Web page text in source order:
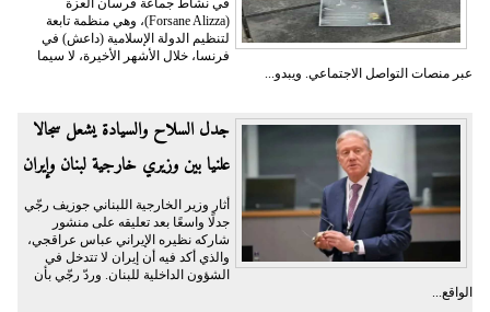
(Forsane Alizza)، وهي منظمة تابعة
لتنظيم الدولة الإسلامية (داعش) في
فرنسا، خلال الأشهر الأخيرة، لا سيما
عبر منصات التواصل الاجتماعي. ويبدو...
جدل السلاح والسيادة يشعل سجالا
علنيا بين وزيري خارجية لبنان وإيران
أثار وزير الخارجية اللبناني جوزيف رجّي
جدلًا واسعًا بعد تعليقه على منشور
شاركه نظيره الإيراني عباس عراقجي،
والذي أكد فيه أن إيران لا تتدخل في
الشؤون الداخلية للبنان. وردّ رجّي بأن
الواقع...